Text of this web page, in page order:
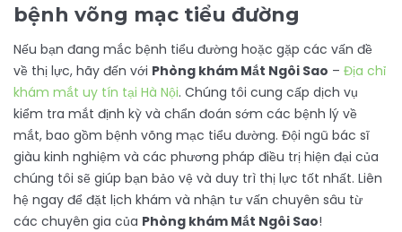
bệnh võng mạc tiểu đường
Nếu bạn đang mắc bệnh tiểu đường hoặc gặp các vấn đề
về thị lực, hãy đến với Phòng khám Mắt Ngôi Sao – Địa chỉ
khám mắt uy tín tại Hà Nội. Chúng tôi cung cấp dịch vụ
kiểm tra mắt định kỳ và chẩn đoán sớm các bệnh lý về
mắt, bao gồm bệnh võng mạc tiểu đường. Đội ngũ bác sĩ
giàu kinh nghiệm và các phương pháp điều trị hiện đại của
chúng tôi sẽ giúp bạn bảo vệ và duy trì thị lực tốt nhất. Liên
hệ ngay để đặt lịch khám và nhận tư vấn chuyên sâu từ
các chuyên gia của Phòng khám Mắt Ngôi Sao!